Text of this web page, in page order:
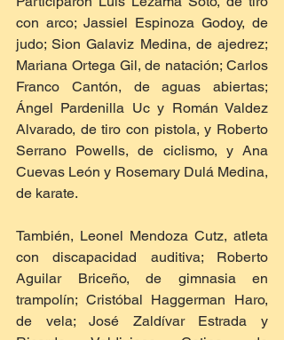
con arco; Jassiel Espinoza Godoy, de
judo; Sion Galaviz Medina, de ajedrez;
Mariana Ortega Gil, de natación; Carlos
Franco Cantón, de aguas abiertas;
Ángel Pardenilla Uc y Román Valdez
Alvarado, de tiro con pistola, y Roberto
Serrano Powells, de ciclismo, y Ana
Cuevas León y Rosemary Dulá Medina,
de karate.
También, Leonel Mendoza Cutz, atleta
con discapacidad auditiva; Roberto
Aguilar Briceño, de gimnasia en
trampolín; Cristóbal Haggerman Haro,
de vela; José Zaldívar Estrada y